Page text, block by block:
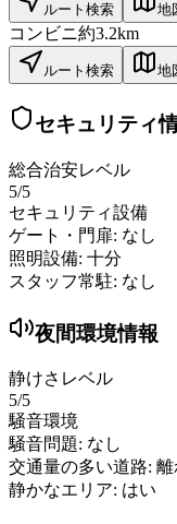
ルート検索 地
コンビニ約3.2km
ルート検索 地
セキュリティ
総合治安レベル
5/5
セキュリティ設備
ゲート・門扉: なし
照明設備: 十分
スタッフ常駐: なし
夜間環境情報
静けさレベル
5/5
騒音環境
騒音問題: なし
交通量の多い道路: 離
静かなエリア: はい